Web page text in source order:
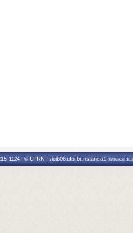
1124 | © UFRN | sigjb06.ufpi.br.instancia1 06/08/2026